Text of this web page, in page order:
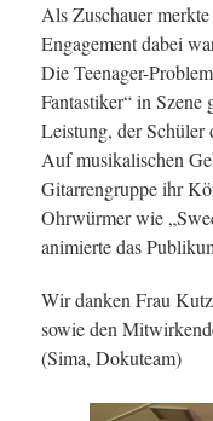
Als Zuschauer
Engagement dabei
Die Teenager-
Fantastiker“ in Szene
Leistung, der Schüler
Auf musikalischen
Gitarrengruppe ihr
Ohrwürmer wie
animierte das
Wir danken Frau
sowie den
(Sima, Dokuteam)